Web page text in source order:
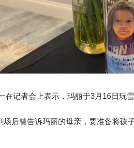
在记者会上表示，玛丽于3月16日玩
场后曾告诉玛丽的母亲，要准备将孩